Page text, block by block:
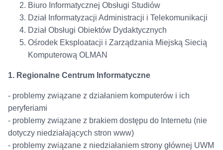
Biuro Informatycznej Obsługi Studiów
Dział Informatyzacji Administracji i Telekomunikacji
Dział Obsługi Obiektów Dydaktycznych
Ośrodek Eksploatacji i Zarządzania Miejską Siecią
Komputerową OLMAN
1. Regionalne Centrum Informatyczne
- problemy związane z działaniem komputerów i ich
peryferiami
- problemy związane z brakiem dostępu do Internetu (nie
dotyczy niedziałających stron www)
- problemy związane z niedziałaniem strony głównej UWM